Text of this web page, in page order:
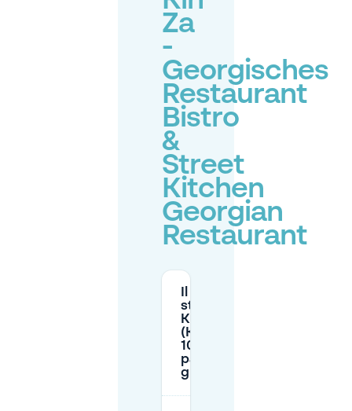
Za
-
Georgisches
Restaurant
Bistro
&
Street
Kitchen
Georgian
Restaurant
strada intorno a
Kin Za
(Krausnickstraße,
10115 Berlino) è a
pagamento o
gratuito?